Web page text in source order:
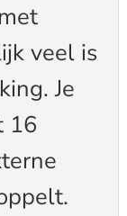
veel is
Je
16